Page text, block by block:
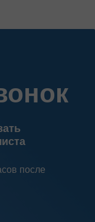
после